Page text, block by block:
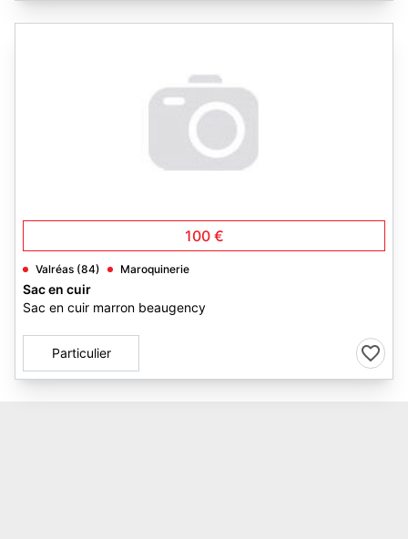
100 €
Valréas (84) Maroquinerie
Sac en cuir
Sac en cuir marron beaugency
Particulier